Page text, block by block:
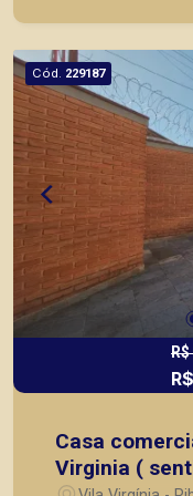
Preto.
Cód. 229187
Casa
Virginia ( sentido a USP), Zona Oeste